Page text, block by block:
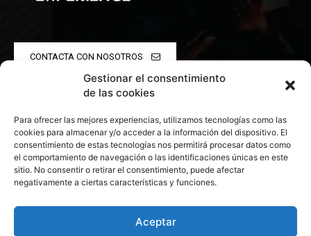
Gestionar el consentimiento
de las cookies
Para ofrecer las mejores experiencias, utilizamos tecnologías como las
cookies para almacenar y/o acceder a la información del dispositivo. El
consentimiento de estas tecnologías nos permitirá procesar datos como
el comportamiento de navegación o las identificaciones únicas en este
sitio. No consentir o retirar el consentimiento, puede afectar
negativamente a ciertas características y funciones.
Aceptar
CONTACTA CON NOSOTROS
POLÍTICA DE PRIVACIDAD
POLÍTICA DE COOKIES
© 2026 Todos los derechos reservados. Culturamanía